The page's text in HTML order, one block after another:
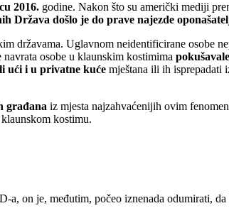
2016. godine. Nakon što su američki mediji
Država došlo je do prave najezde
državama. Uglavnom neidentificirane osobe
osobe u klaunskim kostimima
ući i u privatne kuće mještana ili ih isprepadati
građana iz mjesta najzahvaćenijih ovim
kostimu.
a, on je, međutim, počeo iznenada odumirati, da